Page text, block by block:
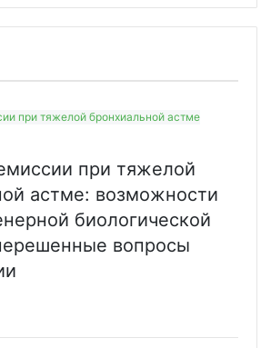
при тяжелой
астме: возможности
биологической
вопросы